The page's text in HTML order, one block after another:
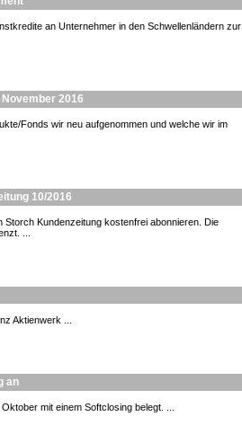
an Unternehmer in den Schwellenländern zur
2016
Fonds wir neu aufgenommen und welche wir im
10/2016
Kundenzeitung kostenfrei abonnieren. Die
...
Aktienwerk ...
an
mit einem Softclosing belegt. ...